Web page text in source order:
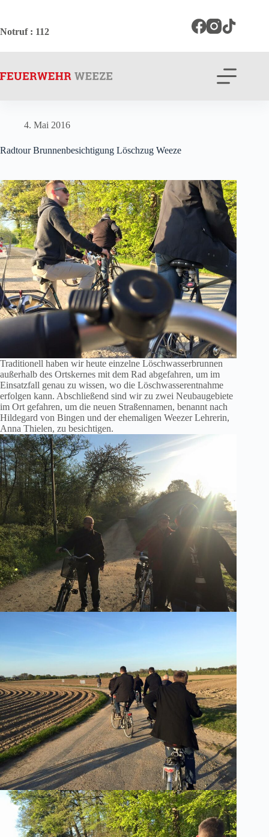
springen
Notruf: 112
4. Mai 2016
Radtour Brunnenbesichtigung Löschzug Weeze
Traditionell haben wir heute einzelne Löschwasserbrunnen
außerhalb des Ortskernes mit dem Rad abgefahren, um im
Einsatzfall genau zu wissen, wo die Löschwasserentnahme
erfolgen kann. Abschließend sind wir zu zwei Neubaugebiete
im Ort gefahren, um die neuen Straßennamen, benannt nach
Hildegard von Bingen und der ehemaligen Weezer Lehrerin,
Anna Thielen, zu besichtigen.